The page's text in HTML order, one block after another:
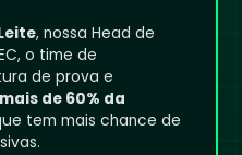
, nossa Head de
o time de
de prova e
de 60% da
tem mais chance de